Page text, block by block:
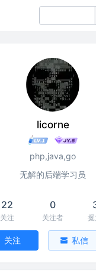
licorne
php,java,go
无解的后端学习员
22
关注
0
关注者 掘
关注 私信